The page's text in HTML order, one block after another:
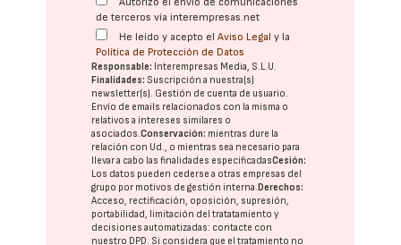
de terceros vía interempresas.net
He leído y acepto elAviso Legal y la
Política de Protección de Datos
Responsable: Interempresas Media, S.L.U.
Finalidades: Suscripción a nuestra(s)
newsletter(s). Gestión de cuenta de usuario.
Envío de emails relacionados con la misma o
relativos a intereses similares o
asociados.Conservación: mientras dure la
relación con Ud., o mientras sea necesario para
llevar a cabo las finalidades especificadasCesión:
Los datos pueden cederse a otras empresas del
grupo por motivos de gestión interna.Derechos:
Acceso, rectificación, oposición, supresión,
portabilidad, limitación del tratatamiento y
decisiones automatizadas: contacte con
nuestro DPD. Si considera que el tratamiento no